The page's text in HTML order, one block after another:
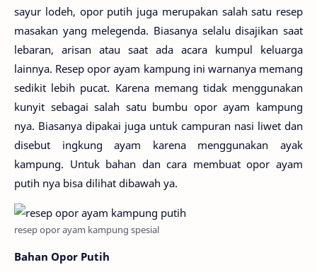
sayur lodeh, opor putih juga merupakan salah satu resep
masakan yang melegenda. Biasanya selalu disajikan saat
lebaran, arisan atau saat ada acara kumpul keluarga
lainnya. Resep opor ayam kampung ini warnanya memang
sedikit lebih pucat. Karena memang tidak menggunakan
kunyit sebagai salah satu bumbu opor ayam kampung
nya. Biasanya dipakai juga untuk campuran nasi liwet dan
disebut ingkung ayam karena menggunakan ayak
kampung. Untuk bahan dan cara membuat opor ayam
putih nya bisa dilihat dibawah ya.
resep opor ayam kampung spesial
Bahan Opor Putih